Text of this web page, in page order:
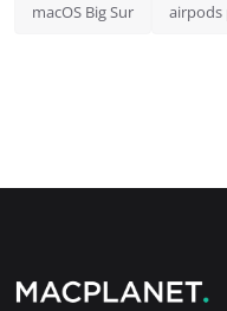
macOS Big Sur airpods